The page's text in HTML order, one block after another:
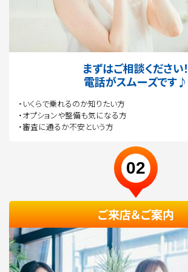
まずはご相談ください！
電話がスムーズです♪
・いくらで乗れるのか知りたい方
・オプションや整備も気になる方
・審査に通るか不安という方
02
ご来店＆ご案内